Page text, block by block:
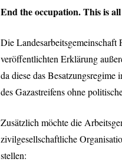
End the occupation. This is
Die
veröffentlichten Erklärung
da diese das
des Gazastreifens ohne
Zusätzlich möchte die
zivilgesellschaftliche
stellen: